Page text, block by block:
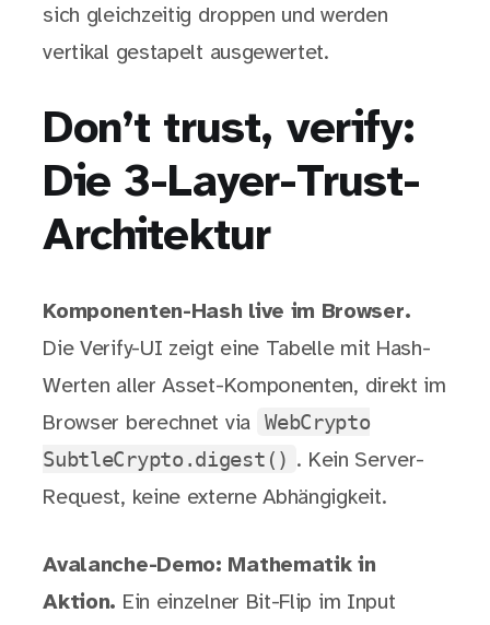
sich gleichzeitig droppen und werden
vertikal gestapelt ausgewertet.
Don’t trust, verify:
Die 3-Layer-Trust-
Architektur
Komponenten-Hash live im Browser.
Die Verify-UI zeigt eine Tabelle mit Hash-
Werten aller Asset-Komponenten, direkt im
Browser berechnet via
WebCrypto
SubtleCrypto.digest() . Kein Server-
Request, keine externe Abhängigkeit.
Avalanche-Demo: Mathematik in
Aktion. Ein einzelner Bit-Flip im Input